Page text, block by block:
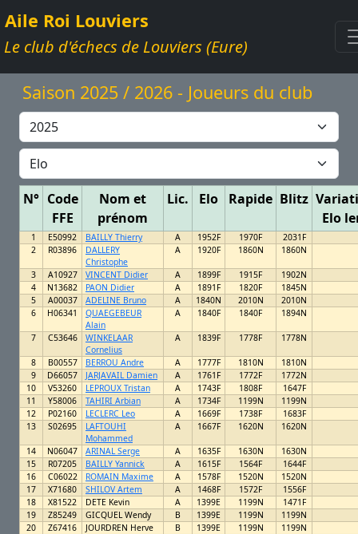
Aile Roi Louviers
Le club d'échecs de Louviers (Eure)
Saison 2025 / 2026 - Joueurs du club
N° Code
FFE
Nom et
prénom
Lic. Elo Rapide Blitz
Elo
1 E50992 BAILLY Thierry A 1952F 1970F
2031F
2
R03896
DALLERY
Christophe
A 1920F 1860N 1860N
3 A10927 VINCENT Didier A 1899F 1915F
1902N
4
N13682 PAON Didier A 1891F 1820F
1845N
5
A00037 ADELINE Bruno A 1840N 2010N
2010N
6
H06341
QUAEGEBEUR
Alain
A 1840F 1840F 1894N
7 C53646
WINKELAAR
Cornelius
A 1839F 1778F 1778N
8 B00557 BERROU Andre A 1777F 1810N
1810N
9
D66057 JARJAVAIL Damien A 1761F 1772F
1772N
10
V53260 LEPROUX Tristan A 1743F 1808F
1647F
11
Y58006 TAHIRI Arbian A 1734F 1199N
1199N
12
P02160 LECLERC Leo A 1669F 1738F
1683F
13
S02695
LAFTOUHI
Mohammed
A 1667F 1620N 1620N
14 N06047 ARINAL Serge A 1635F 1630N
1630N
15
R07205 BAILLY Yannick A 1615F 1564F
1644F
16
C06022 ROMAIN Maxime A 1578F 1520N
1520N
17
X71680 SHILOV Artem A 1468F 1572F
1556F
18
X81522 DETE Kevin A 1399E 1199N
1471F
19
Z85249 GICQUEL Wendy B 1399E 1199N
1199N
20
Z67416 JOURDREN Herve B 1399E 1199N
1199N